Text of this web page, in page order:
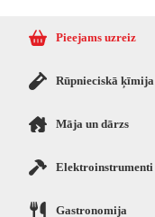
Pieejams uzreiz
Rūpnieciskā ķīmija
Māja un dārzs
Elektroinstrumenti
Gastronomija